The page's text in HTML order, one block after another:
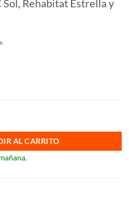
Sol, Rehabitat Estrella y
AL CARRITO